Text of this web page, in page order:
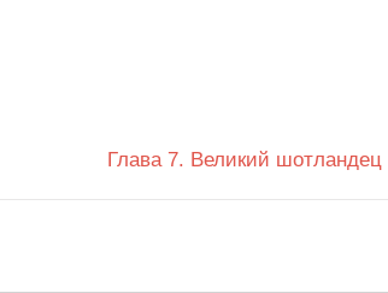
Глава 7. Великий